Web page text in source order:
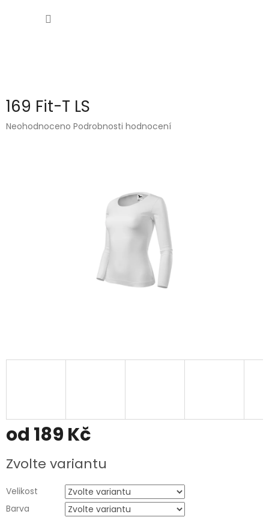
169 Fit-T LS
Průměrné
Neohodnoceno Podrobnosti hodnocení
od 189 Kč
cena:
Zvolte variantu
Velikost
Barva